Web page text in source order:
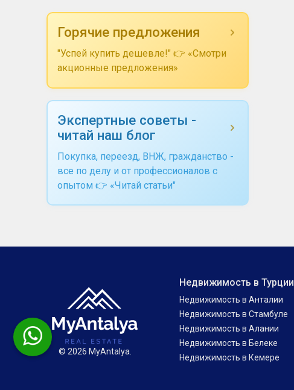
Горячие предложения
"Успей купить дешевле!" 👉 «Смотри
акционные предложения»
Экспертные советы -
читай наш блог
Покупка, переезд, ВНЖ, гражданство -
все по делу и от профессионалов с
опытом 👉 «Читай статьи"
© 2026 MyAntalya.
Недвижимость в Турции
Недвижимость в Анталии
Недвижимость в Стамбуле
Недвижимость в Алании
Недвижимость в Белеке
Недвижимость в Кемере